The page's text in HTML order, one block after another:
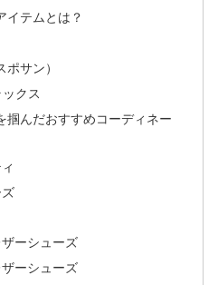
イテムとは？
サン）
クス
掴んだおすすめコーディネー
ーシューズ
ーシューズ